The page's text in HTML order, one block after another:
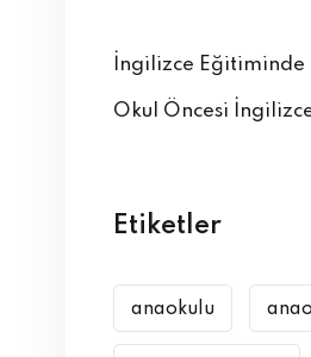
İngilizce
Okul Öncesi
Etiketler
anaokulu